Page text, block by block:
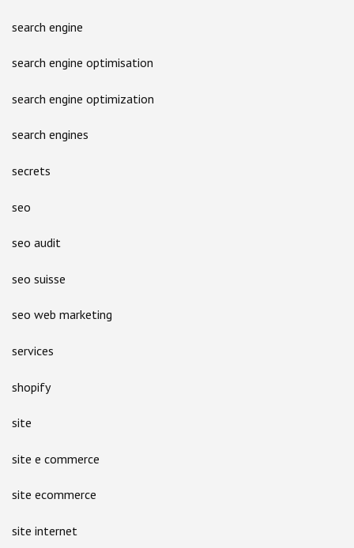
search engine
search engine optimisation
search engine optimization
search engines
secrets
seo
seo audit
seo suisse
seo web marketing
services
shopify
site
site e commerce
site ecommerce
site internet